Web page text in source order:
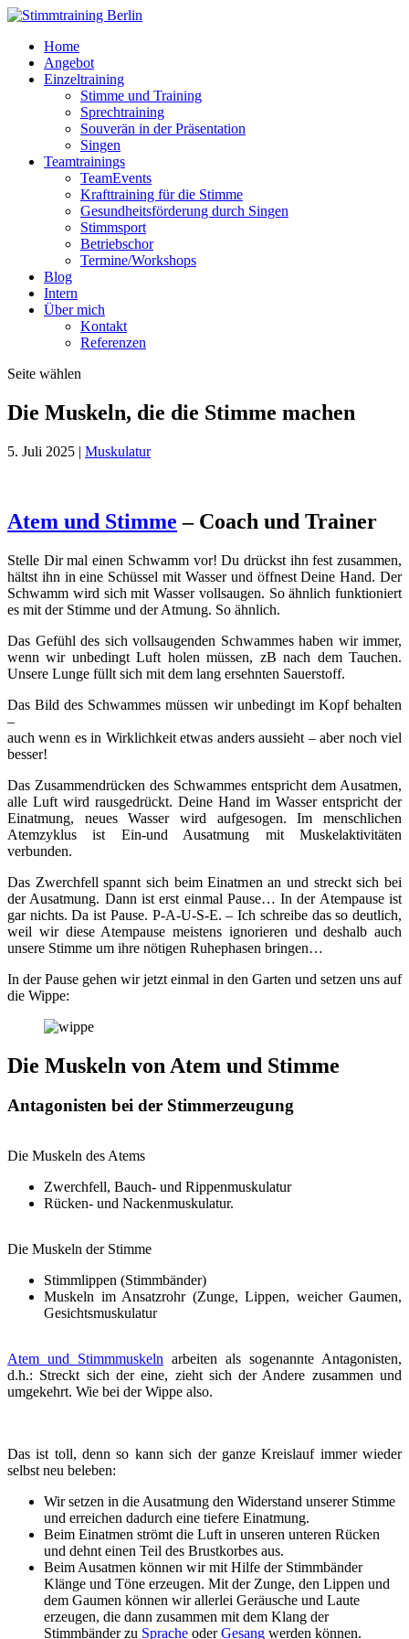
Home
Angebot
Einzeltraining
Stimme und Training
Sprechtraining
Souverän in der Präsentation
Singen
Teamtrainings
TeamEvents
Krafttraining für die Stimme
Gesundheitsförderung durch Singen
Stimmsport
Betriebschor
Termine/Workshops
Blog
Intern
Über mich
Kontakt
Referenzen
Seite wählen
Die Muskeln, die die Stimme machen
5. Juli 2025 | Muskulatur
Atem und Stimme – Coach und Trainer
Stelle Dir mal einen Schwamm vor! Du drückst ihn fest zusammen,
hältst ihn in eine Schüssel mit Wasser und öffnest Deine Hand. Der
Schwamm wird sich mit Wasser vollsaugen. So ähnlich funktioniert
es mit der Stimme und der Atmung. So ähnlich.
Das Gefühl des sich vollsaugenden Schwammes haben wir immer,
wenn wir unbedingt Luft holen müssen, zB nach dem Tauchen.
Unsere Lunge füllt sich mit dem lang ersehnten Sauerstoff.
Das Bild des Schwammes müssen wir unbedingt im Kopf behalten
–
auch wenn es in Wirklichkeit etwas anders aussieht – aber noch viel
besser!
Das Zusammendrücken des Schwammes entspricht dem Ausatmen,
alle Luft wird rausgedrückt. Deine Hand im Wasser entspricht der
Einatmung, neues Wasser wird aufgesogen. Im menschlichen
Atemzyklus ist Ein-und Ausatmung mit Muskelaktivitäten
verbunden.
Das Zwerchfell spannt sich beim Einatmen an und streckt sich bei
der Ausatmung. Dann ist erst einmal Pause… In der Atempause ist
gar nichts. Da ist Pause. P-A-U-S-E. – Ich schreibe das so deutlich,
weil wir diese Atempause meistens ignorieren und deshalb auch
unsere Stimme um ihre nötigen Ruhephasen bringen…
In der Pause gehen wir jetzt einmal in den Garten und setzen uns auf
die Wippe:
Die Muskeln von Atem und Stimme
Antagonisten bei der Stimmerzeugung
Die Muskeln des Atems
Zwerchfell, Bauch- und Rippenmuskulatur
Rücken- und Nackenmuskulatur.
Die Muskeln der Stimme
Stimmlippen (Stimmbänder)
Muskeln im Ansatzrohr (Zunge, Lippen, weicher Gaumen,
Gesichtsmuskulatur
Atem und Stimmmuskeln arbeiten als sogenannte Antagonisten,
d.h.: Streckt sich der eine, zieht sich der Andere zusammen und
umgekehrt. Wie bei der Wippe also.
Das ist toll, denn so kann sich der ganze Kreislauf immer wieder
selbst neu beleben:
Wir setzen in die Ausatmung den Widerstand unserer Stimme
und erreichen dadurch eine tiefere Einatmung.
Beim Einatmen strömt die Luft in unseren unteren Rücken
und dehnt einen Teil des Brustkorbes aus.
Beim Ausatmen können wir mit Hilfe der Stimmbänder
Klänge und Töne erzeugen. Mit der Zunge, den Lippen und
dem Gaumen können wir allerlei Geräusche und Laute
erzeugen, die dann zusammen mit dem Klang der
Stimmbänder zu Sprache oderGesang werden können.